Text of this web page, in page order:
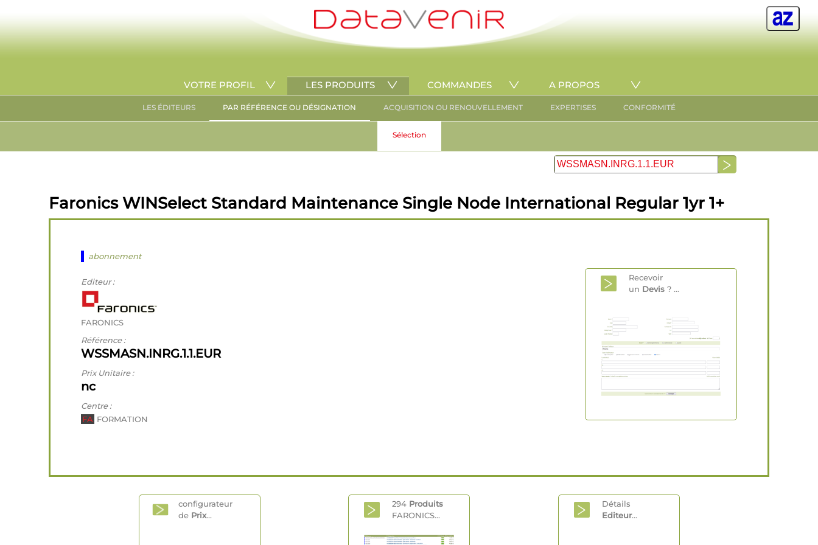
VOTRE PROFIL LES PRODUITS COMMANDES A PROPOS
LES ÉDITEURS PAR RÉFÉRENCE OU DÉSIGNATION ACQUISITION OU RENOUVELLEMENT EXPERTISES CONFORMITÉ
Sélection
Faronics WINSelect Standard Maintenance Single Node International Regular 1yr 1+
abonnement
Editeur :
FARONICS
Référence :
WSSMASN.INRG.1.1.EUR
Prix Unitaire :
nc
Centre :
FA FORMATION
Recevoir
un Devis ? ...
configurateur
de Prix...
294 Produits
FARONICS...
Détails
Editeur...